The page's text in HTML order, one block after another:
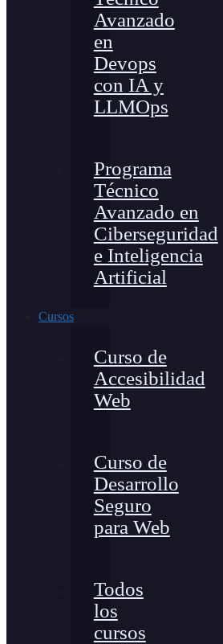
Avanzado
en
Devops
con IA y
LLMOps
Programa
Técnico
Avanzado en
Ciberseguridad
e Inteligencia
Artificial
Cursos
Curso de
Accesibilidad
Web
Curso de
Desarrollo
Seguro
para Web
Todos
los
cursos